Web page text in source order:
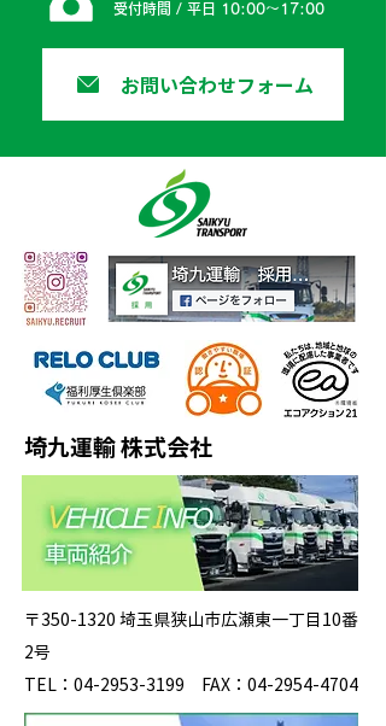
受付時間 / 平日 10:00〜17:00
お問い合わせフォーム
埼九運輸 株式会社
〒350-1320 埼玉県狭山市広瀬東一丁目10番
2号
TEL：04-2953-3199 FAX：04-2954-4704